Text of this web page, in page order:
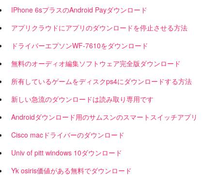
IPhone 6sプラスのAndroid Payダウンロード
アプリクラウドにアプリのダウンロードを停止させる方法
ドライバーエプソンWF-7610をダウンロード
無料のオーディオ編集ソフトウェア完全版ダウンロード
所有しているゲームをディスクps4にダウンロードする方法
新しい急流のダウンロードは読み取り専用です
Androidダウンロード用のサムスンのスマートスイッチアプリ
Cisco macドライバーのダウンロード
Univ of pitt windows 10ダウンロード
Yk osiris価値がある無料でダウンロード